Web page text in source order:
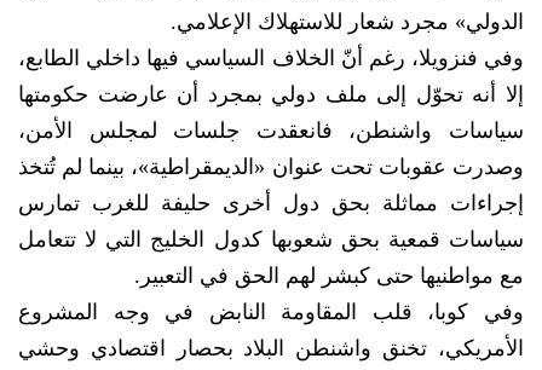
الدولي» مجرد شعار للاستهلاك الإعلامي.
وفي فنزويلا، رغم أنّ الخلاف السياسي فيها داخلي الطابع،
إلا أنه تحوّل إلى ملف دولي بمجرد أن عارضت حكومتها
سياسات واشنطن، فانعقدت جلسات لمجلس الأمن،
وصدرت عقوبات تحت عنوان «الديمقراطية»، بينما لم تُتخذ
إجراءات مماثلة بحق دول أخرى حليفة للغرب تمارس
سياسات قمعية بحق شعوبها كدول الخليج التي لا تتعامل
مع مواطنيها حتى كبشر لهم الحق في التعبير.
وفي كوبا، قلب المقاومة النابض في وجه المشروع
الأمريكي، تخنق واشنطن البلاد بحصار اقتصادي وحشي